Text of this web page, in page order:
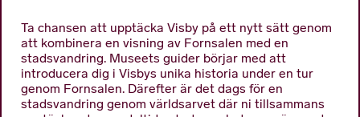
Ta chansen att upptäcka Visby på ett nytt sätt genom
att kombinera en visning av Fornsalen med en
stadsvandring. Museets guider börjar med att
introducera dig i Visbys unika historia under en tur
genom Fornsalen. Därefter är det dags för en
stadsvandring genom världsarvet där ni tillsammans